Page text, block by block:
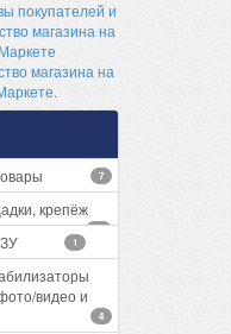
7
крепёж
13
1
видео и
4